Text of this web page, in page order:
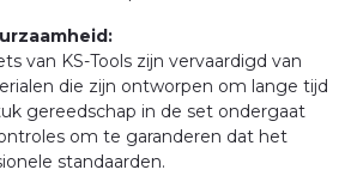
van KS-Tools zijn vervaardigd van
die zijn ontworpen om lange tijd
gereedschap in de set ondergaat
om te garanderen dat het
standaarden.